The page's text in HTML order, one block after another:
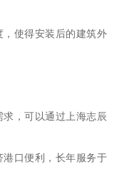
使得安装后的建筑外
，可以通过上海志辰
口便利，长年服务于